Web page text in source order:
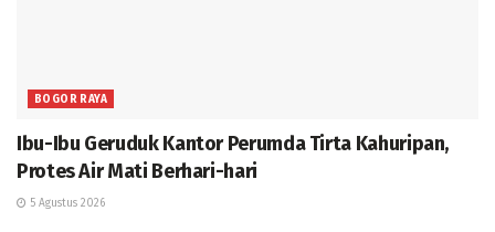
BOGOR RAYA
Ibu-Ibu Geruduk Kantor Perumda Tirta Kahuripan,
Protes Air Mati Berhari-hari
5 Agustus 2026